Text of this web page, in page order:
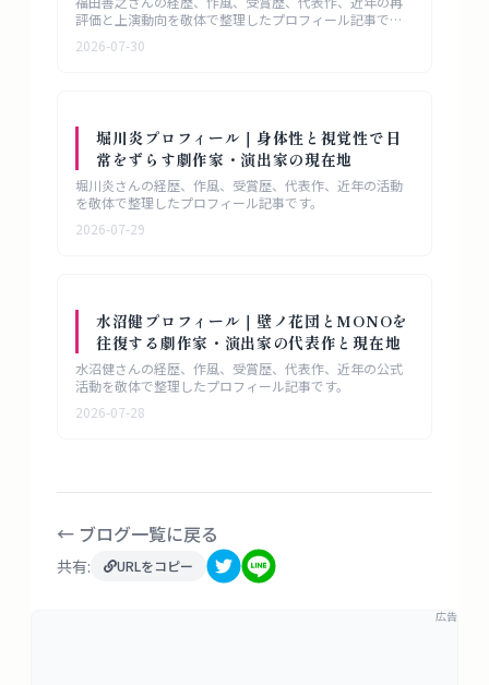
評価と上演動向を敬体で整理したプロフィール記事で
2026-07-30
堀川炎プロフィール｜身体性と視覚性で日
常をずらす劇作家・演出家の現在地
堀川炎さんの経歴、作風、受賞歴、代表作、近年の活動
を敬体で整理したプロフィール記事です。
2026-07-29
水沼健プロフィール｜壁ノ花団とMONOを
往復する劇作家・演出家の代表作と現在地
水沼健さんの経歴、作風、受賞歴、代表作、近年の公式
活動を敬体で整理したプロフィール記事です。
2026-07-28
← ブログ一覧に戻る
共有: URLをコピー
広告